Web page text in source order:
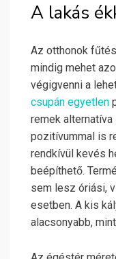
A lakás
Az otthonok
mindig mehet
végigvenni a
csupán egyetlen
remek alternatíva
pozitívummal is
rendkívül kevés
beépíthető.
sem lesz óriási,
esetben. A kis
alacsonyabb,